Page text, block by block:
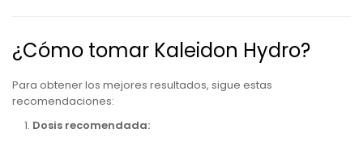
¿Cómo tomar Kaleidon Hydro?
Para obtener los mejores resultados, sigue estas
recomendaciones:
Dosis recomendada: